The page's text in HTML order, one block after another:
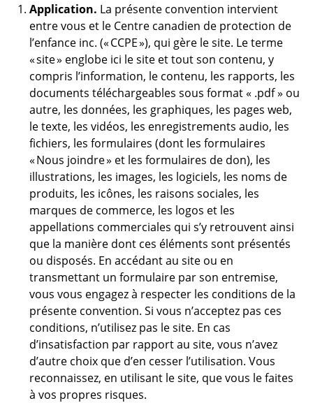
Application. La présente convention intervient
entre vous et le Centre canadien de protection de
l’enfance inc. (« CCPE »), qui gère le site. Le terme
« site » englobe ici le site et tout son contenu, y
compris l’information, le contenu, les rapports, les
documents téléchargeables sous format « .pdf » ou
autre, les données, les graphiques, les pages web,
le texte, les vidéos, les enregistrements audio, les
fichiers, les formulaires (dont les formulaires
« Nous joindre » et les formulaires de don), les
illustrations, les images, les logiciels, les noms de
produits, les icônes, les raisons sociales, les
marques de commerce, les logos et les
appellations commerciales qui s’y retrouvent ainsi
que la manière dont ces éléments sont présentés
ou disposés. En accédant au site ou en
transmettant un formulaire par son entremise,
vous vous engagez à respecter les conditions de la
présente convention. Si vous n’acceptez pas ces
conditions, n’utilisez pas le site. En cas
d’insatisfaction par rapport au site, vous n’avez
d’autre choix que d’en cesser l’utilisation. Vous
reconnaissez, en utilisant le site, que vous le faites
à vos propres risques.